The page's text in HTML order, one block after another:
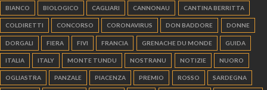
BIANCO BIOLOGICO CAGLIARI CANNONAU CANTINA BERRITTA
COLDIRETTI CONCORSO CORONAVIRUS DON BADDORE DONNE
DORGALI FIERA FIVI FRANCIA GRENACHE DU MONDE GUIDA
ITALIA ITALY MONTE TUNDU NOSTRANU NOTIZIE NUORO
OGLIASTRA PANZALE PIACENZA PREMIO ROSSO SARDEGNA